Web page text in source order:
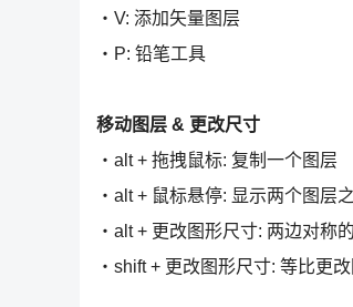
・V: 添加矢量图层
・P: 铅笔工具
移动图层 & 更改尺寸
・alt + 拖拽鼠标: 复制一个图层
・alt + 鼠标悬停: 显示两个图层
・alt + 更改图形尺寸: 两边对称
・shift + 更改图形尺寸: 等比更